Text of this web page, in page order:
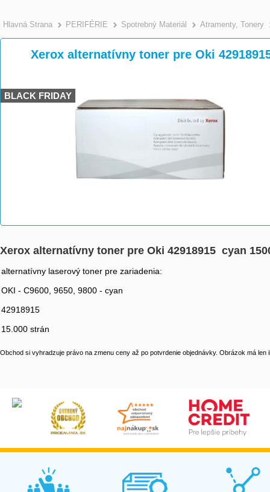
Hlavná Strana >
PERIFÉRIE >
Spotrebný Materiál >
Atramenty, Tonery
Xerox alternatívny toner pre Oki
BLACK FRIDAY
Xerox alternatívny toner pre Oki 42918915 cyan
alternatívny laserový toner pre zariadenia:
OKI - C9600, 9650, 9800 - cyan
42918915
15.000 strán
Obchod si vyhradzuje právo na zmenu ceny až po potvrdenie objednávky. Obrázok má len